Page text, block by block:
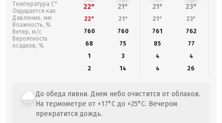
Температура С°
Ощущается как
Давление, мм
Влажность, %
Ветер, м/с
Вероятность
осадков, %
22° 21° 21° 23°
22° 21° 21° 23°
760
760 761 762
68
75 85 77
1
3 4
4
2
14 4 26
До обеда ливни. Днем небо очистится от облаков.
На термометре от +17°C до +25°C. Вечером
прекратится дождь.